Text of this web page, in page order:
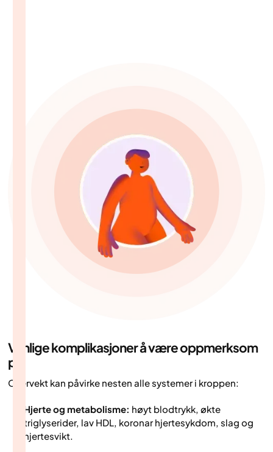
Vanlige komplikasjoner å være oppmerksom
på
Overvekt kan påvirke nesten alle systemer i kroppen:
Hjerte og metabolisme: høyt blodtrykk, økte
triglyserider, lav HDL, koronar hjertesykdom, slag og
hjertesvikt.